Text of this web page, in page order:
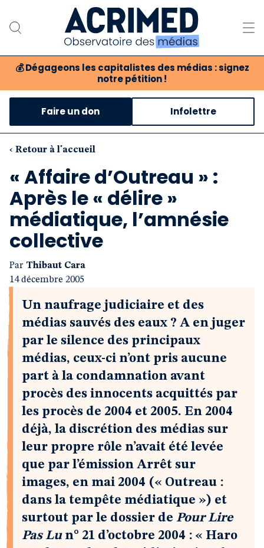
💰 Dégageons les capitalistes des médias : signez
notre pétition !
Notre association
Notre critique des médias
Nos propositions
Notre revue
Boutique
Faire un don Infolettre
‹ Retour à l'accueil
« Affaire d’Outreau » :
Après le « délire »
médiatique, l’amnésie
collective
Par Thibaut Cara
14 décembre 2005
Un naufrage judiciaire et des
médias sauvés des eaux ? A en juger
par le silence des principaux
médias, ceux-ci n’ont pris aucune
part à la condamnation avant
procès des innocents acquittés par
les procès de 2004 et 2005. En 2004
déjà, la discrétion des médias sur
leur propre rôle n’avait été levée
que par l’émission Arrêt sur
images, en mai 2004 (« Outreau :
dans la tempête médiatique ») et
surtout par le dossier de Pour Lire
Pas Lun° 21 d’octobre 2004 : « Haro